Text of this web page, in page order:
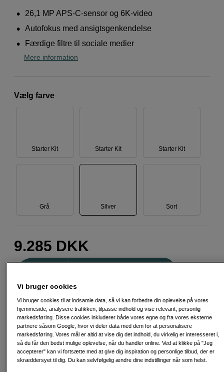
26,1 MP APS-C-sensor og 6K-video
Autofokus med ansigtsgenkendelse
Færdige filtre til sociale medier
Mere information
Vælg farve
Starter Kit Starter Kit Starter Kit
Grå Silver Sort
9.285 DKK
XC 35mm f/2 for 139 kr
Køb et X-T30 III og få et XC 35mm f/2 objektiv for
kun 139 kr! Værdi 1,679 kr. Tilføj begge produkter
til kurven, og rabatten fratrækkes automatisk.
Tilbuddet gælder indtil 31. august 2026.
Læs mere
Vi bruger cookies
Vi bruger cookies til at indsamle data, så vi kan forbedre din oplevelse på vores
hjemmeside, analysere trafikken, tilpasse indhold og vise relevant, personlig
markedsføring. Disse cookies inkluderer både vores egne og fra vores eksterne
partnere såsom Google, hvor vi deler data med dem for at personalisere
markedsføring. Vores mål er altid at vise dig det indhold, du virkelig er interesseret i,
så du får den bedst mulige oplevelse, når du handler online. Ved at klikke på "Jeg
accepterer" kan vi fortsætte med at give dig inspiration og personlige tilbud, der er
skræddersyet til dig. Du kan selvfølgelig ændre dine indstillinger når som helst.